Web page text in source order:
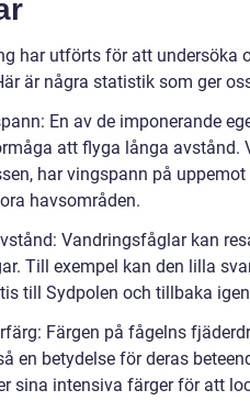
har utförts för att undersöka
är några statistik som ger
En av de imponerande
att flyga långa avstånd.
har vingspann på
havsområden.
Vandringsfåglar kan
Till exempel kan den lilla
till Sydpolen och tillbaka
Färgen på fågelns
en betydelse för deras
sina intensiva färger för att